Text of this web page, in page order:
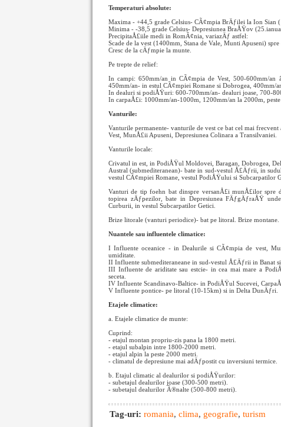
Temperaturi absolute:
Maxima - +44,5 grade Celsius- CÃ¢mpia BrÄƒilei la Ion Sian
Minima - -38,5 grade Celsius- Depresiunea BraÅŸov
PrecipitaÅ£iile medi in RomÃ¢nia, variazÄƒ astfel:
Scade de la vest (1400mm, Stana de Vale, Munti Apuseni)
Cresc de la cÄƒmpie la munte.
Pe trepte de relief:
In campi: 650mm/an in CÃ¢mpia de Vest, 500-600mm/an
450mm/an- in estul CÃ¢mpiei Romane si Dobrogea, 400mm/
In dealuri si podiÅŸuri: 600-700mm/an- dealuri joase, 700-
In carpaÅ£i: 1000mm/an-1000m, 1200mm/an la 2000m, peste
Vanturile:
Vanturile permanente- vanturile de vest ce bat cel mai
Vest, MunÅ£ii Apuseni, Depresiunea Colinara a Transilvaniei.
Vanturile locale:
Crivatul in est, in PodiÅŸul Moldovei, Baragan, Dobrogea,
Austral (submediteranean)- bate in sud-vestul Å£Äƒrii, in
vestul CÃ¢mpiei Romane, vestul PodiÅŸului si Subcarpatilor
Vanturi de tip foehn bat dinspre versanÅ£i munÅ£ilor spre
topirea zÄƒpezilor, bate in Depresiunea FÄƒgÄƒraÅŸ
Curburii, in vestul Subcarpatilor Getici.
Brize litorale (vanturi periodice)- bat pe litoral. Brize montane.
Nuantele sau influentele climatice:
I Influente oceanice - in Dealurile si CÃ¢mpia de vest,
umiditate.
II Influente submediteraneane in sud-vestul Å£Äƒrii in Banat
III Influente de ariditate sau estcie- in cea mai mare a
seceta.
IV Influente Scandinavo-Baltice- in PodiÅŸul Sucevei,
V Influente pontice- pe litoral (10-15km) si in Delta DunÄƒri.
Etajele climatice:
a. Etajele climatice de munte:
Cuprind:
- etajul montan propriu-zis pana la 1800 metri.
- etajul subalpin intre 1800-2000 metri.
- etajul alpin la peste 2000 metri.
- climatul de depresiune mai adÄƒpostit cu inversiuni termice.
b. Etajul climatic al dealurilor si podiÅŸurilor:
- subetajul dealurilor joase (300-500 metri).
- subetajul dealurilor Ã®nalte (500-800 metri).
Tag-uri: romania, clima, geografie, turism